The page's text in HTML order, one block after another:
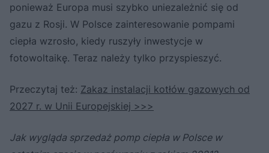
ponieważ Europa musi szybko uniezależnić się od
gazu z Rosji. W Polsce zainteresowanie pompami
ciepła wzrosło, kiedy ruszyły inwestycje w
fotowoltaikę. Teraz należy tylko przyspieszyć.
Przeczytaj też: Zakaz instalacji kotłów gazowych od
2027 r. w Unii Europejskiej >>>
Jak wygląda sprzedaż pomp ciepła w Polsce w